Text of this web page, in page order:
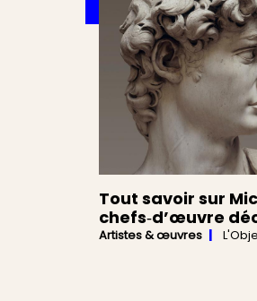
Tout savoir sur
chefs‑d’œuvre
Artistes & œuvres